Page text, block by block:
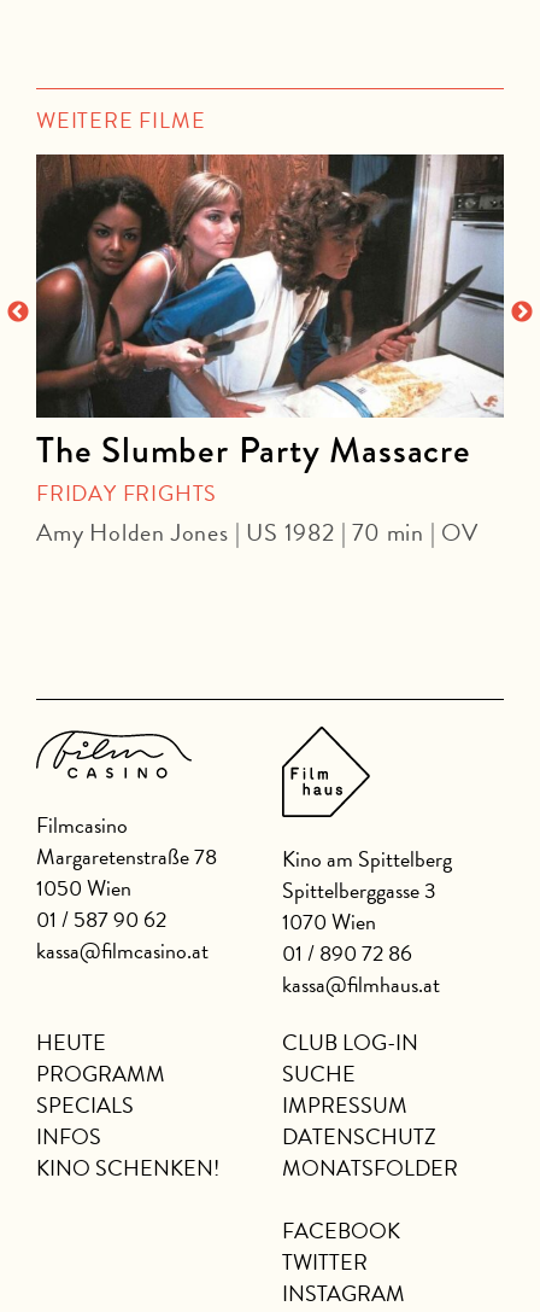
WEITERE FILME
The Slumber Party Massacre
FRIDAY FRIGHTS
Amy Holden Jones | US 1982 | 70 min | OV
Filmcasino
Margaretenstraße 78
1050 Wien
01 / 587 90 62
kassa@filmcasino.at
Kino am Spittelberg
Spittelberggasse 3
1070 Wien
01 / 890 72 86
kassa@filmhaus.at
HEUTE
PROGRAMM
SPECIALS
INFOS
KINO SCHENKEN!
CLUB LOG-IN
SUCHE
IMPRESSUM
DATENSCHUTZ
MONATSFOLDER
FACEBOOK
TWITTER
INSTAGRAM